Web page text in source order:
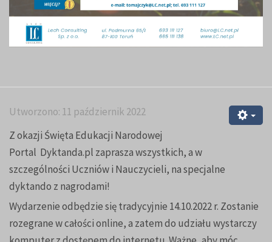
Utworzono: 11 październik 2022
Z okazji Święta Edukacji Narodowej
Portal Dyktanda.pl zaprasza wszystkich, a w
szczególności Uczniów i Nauczycieli, na specjalne
dyktando z nagrodami!
Wydarzenie odbędzie się tradycyjnie 14.10.2022 r. Zostanie
rozegrane w całości online, a zatem do udziału wystarczy